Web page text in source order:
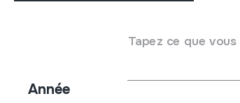
Tapez ce que
Juan Mari Beltran / Gorka
Année